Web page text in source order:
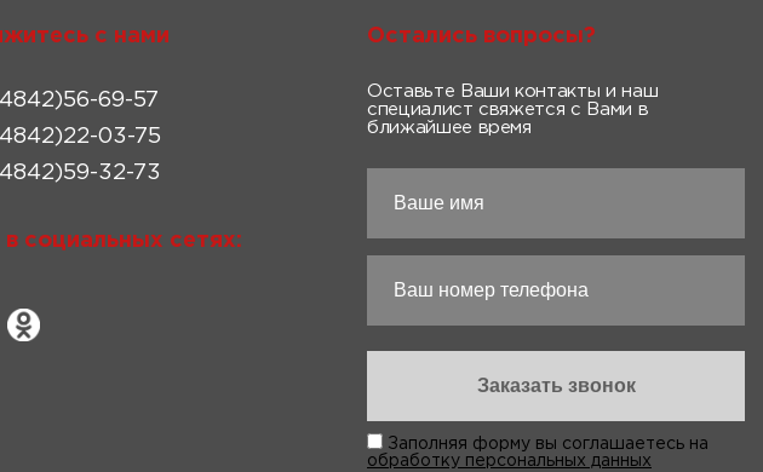
с нами
69-57
03-75
32-73
социальных сетях:
Остались вопросы?
Оставьте Ваши контакты и наш
специалист свяжется с Вами в
ближайшее время
Заполняя форму вы соглашаетесь на
обработку персональных данных